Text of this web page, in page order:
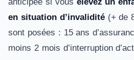
en situation d’invalidité(+ de
sont posées : 15 ans
moins 2 mois d’interruption